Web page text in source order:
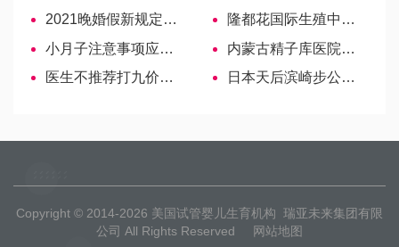
2021晚婚假新规定新鲜出炉啦！各地区时间有不同哦
隆都花国际生殖中心(RMC)
小月子注意事项应谨记，穿衣、饮食皆有讲究！
内蒙古精子库医院名单公布，2022申请供精完整攻略
医生不推荐打九价疫苗的原因公布！不是因为副作用
日本天后滨崎步公布怀二胎，孕期肚子变化不大
Copyright © 2014-2026 美国试管婴儿生育机构 瑞亚未来集团有限
公司 All Rights Reserved
网站地图